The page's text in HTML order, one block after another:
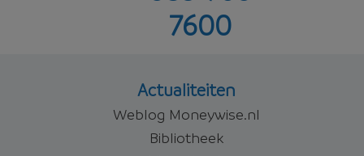
7600
Actualiteiten
Weblog Moneywise.nl
Bibliotheek